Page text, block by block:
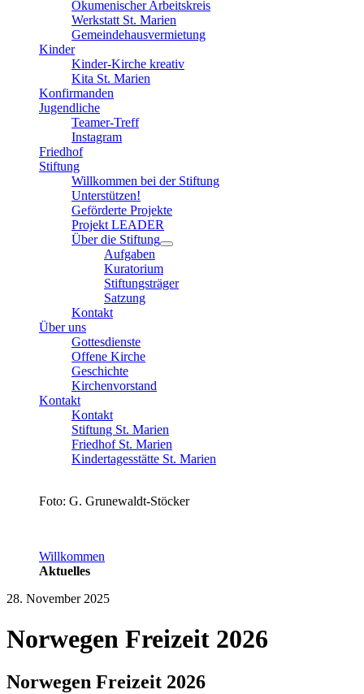
Ökumenischer Arbeitskreis
Werkstatt St. Marien
Gemeindehausvermietung
Kinder
Kinder-Kirche kreativ
Kita St. Marien
Konfirmanden
Jugendliche
Teamer-Treff
Instagram
Friedhof
Stiftung
Willkommen bei der Stiftung
Unterstützen!
Geförderte Projekte
Projekt LEADER
Über die Stiftung
Aufgaben
Kuratorium
Stiftungsträger
Satzung
Kontakt
Über uns
Gottesdienste
Offene Kirche
Geschichte
Kirchenvorstand
Kontakt
Kontakt
Stiftung St. Marien
Friedhof St. Marien
Kindertagesstätte St. Marien
Foto: G. Grunewaldt-Stöcker
Willkommen
Aktuelles
28. November 2025
Norwegen Freizeit 2026
Norwegen Freizeit 2026